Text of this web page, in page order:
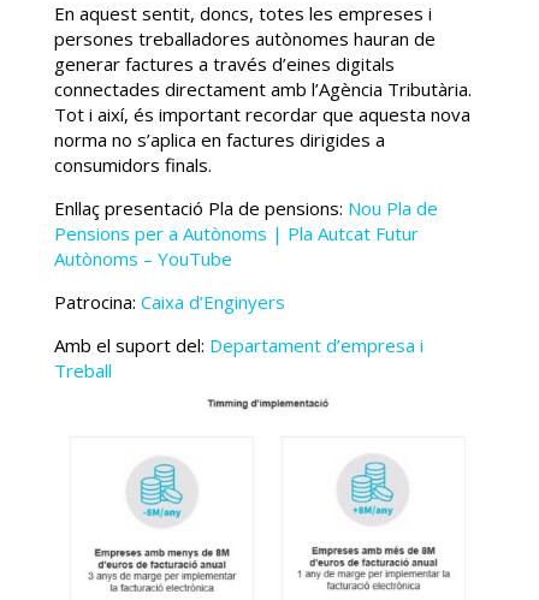
En aquest sentit, doncs, totes les empreses i
persones treballadores autònomes hauran de
generar factures a través d’eines digitals
connectades directament amb l’Agència Tributària.
Tot i així, és important recordar que aquesta nova
norma no s’aplica en factures dirigides a
consumidors finals.
Enllaç presentació Pla de pensions: Nou Pla de
Pensions per a Autònoms | Pla Autcat Futur
Autònoms – YouTube
Patrocina: Caixa d’Enginyers
Amb el suport del: Departament d’empresa i
Treball